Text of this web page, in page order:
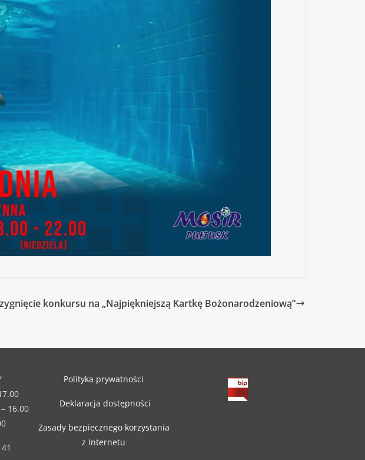
konkursu na „Najpiękniejszą Kartkę Bożonarodzeniową”
16.00
Polityka prywatności
Deklaracja dostępności
Zasady bezpiecznego korzystania
z Internetu